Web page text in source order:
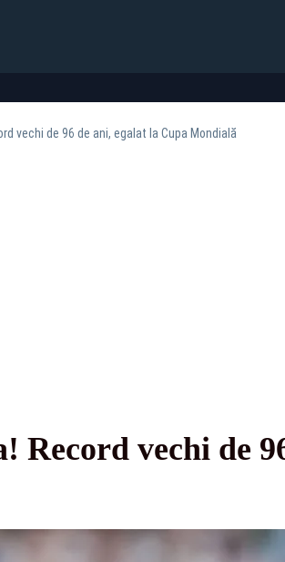
vechi de 96 de ani, egalat la Cupa Mondială
Record vechi de